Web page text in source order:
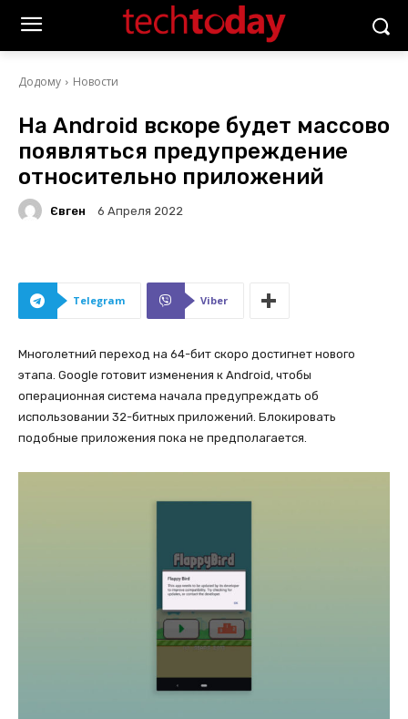
Додому Новости
На Android вскоре будет массово
появляться предупреждение
относительно приложений
Євген 6 Апреля 2022
Telegram Viber
Многолетний переход на 64-бит скоро достигнет нового
этапа. Google готовит изменения к Android, чтобы
операционная система начала предупреждать об
использовании 32-битных приложений. Блокировать
подобные приложения пока не предполагается.